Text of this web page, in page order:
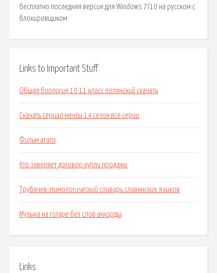
бесплатно последняя версия для Windows 7/10 на русском с
блокировщиком.
Links to Important Stuff
Общая биология 10 11 класс полянский скачать
Скачать сериал менты 14 сезон все серии
Фильм агапэ
Кто заверяет договор купли продажи
Трубачев этимологический словарь славянских языков
Музыка на гитаре без слов аккорды
Links